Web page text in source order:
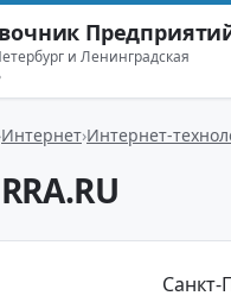
и Ленинградская
Интернет Интернет-
Санкт-